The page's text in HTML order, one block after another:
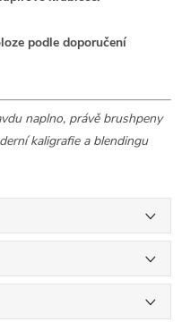
podle doporučení
naplno, právě brushpeny
kaligrafie a blendingu